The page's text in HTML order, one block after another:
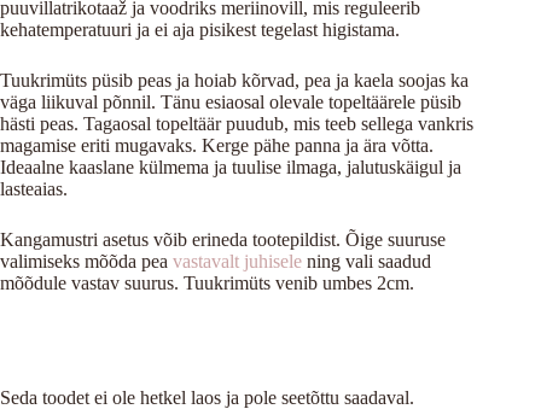
puuvillatrikotaaž ja voodriks meriinovill, mis reguleerib
kehatemperatuuri ja ei aja pisikest tegelast higistama.
Tuukrimüts püsib peas ja hoiab kõrvad, pea ja kaela soojas ka
väga liikuval põnnil. Tänu esiaosal olevale topeltäärele püsib
hästi peas. Tagaosal topeltäär puudub, mis teeb sellega vankris
magamise eriti mugavaks. Kerge pähe panna ja ära võtta.
Ideaalne kaaslane külmema ja tuulise ilmaga, jalutuskäigul ja
lasteaias.
Kangamustri asetus võib erineda tootepildist. Õige suuruse
valimiseks mõõda pea vastavalt juhisele ning vali saadud
mõõdule vastav suurus. Tuukrimüts venib umbes 2cm.
Seda toodet ei ole hetkel laos ja pole seetõttu saadaval.